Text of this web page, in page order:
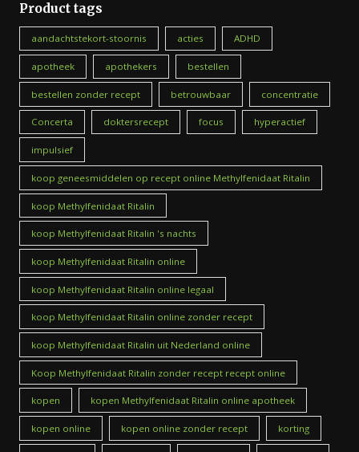
Product tags
aandachtstekort-stoornis acties ADHD
apotheek apothekers bestellen
bestellen zonder recept betrouwbaar concentratie
Concerta doktersrecept focus hyperactief
impulsief
koop geneesmiddelen op recept online Methylfenidaat Ritalin
koop Methylfenidaat Ritalin
koop Methylfenidaat Ritalin 's nachts
koop Methylfenidaat Ritalin online
koop Methylfenidaat Ritalin online legaal
koop Methylfenidaat Ritalin online zonder recept
koop Methylfenidaat Ritalin uit Nederland online
Koop Methylfenidaat Ritalin zonder recept recept online
kopen kopen Methylfenidaat Ritalin online apotheek
kopen online kopen online zonder recept korting